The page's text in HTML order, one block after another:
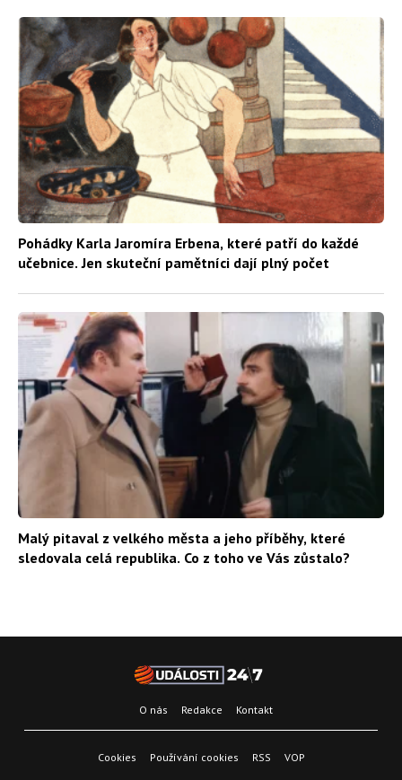
Pohádky Karla Jaromíra Erbena, které patří do každé
učebnice. Jen skuteční pamětníci dají plný počet
Malý pitaval z velkého města a jeho příběhy, které
sledovala celá republika. Co z toho ve Vás zůstalo?
O nás Redakce Kontakt
Cookies Používání cookies RSS VOP